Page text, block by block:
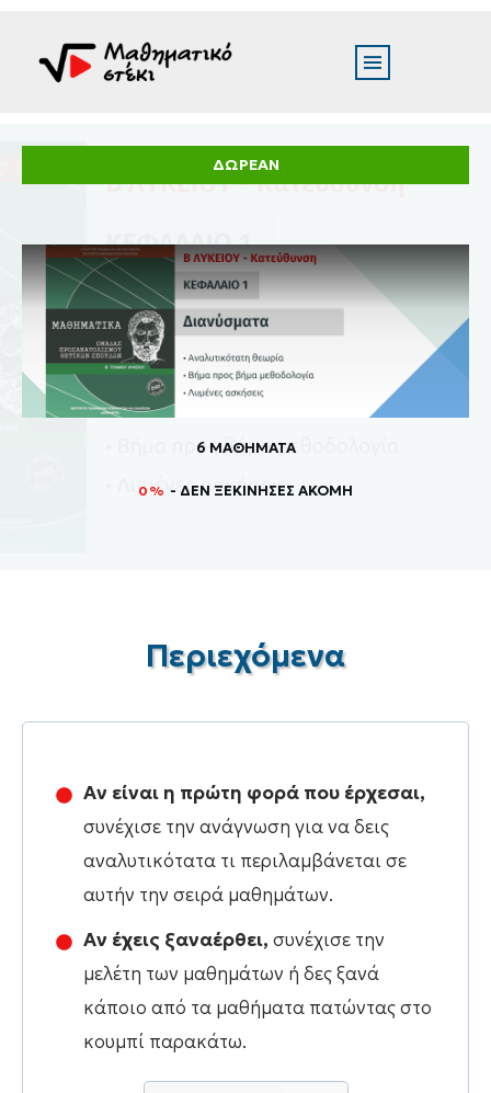
ΔΩΡΕΑΝ
6 ΜΑΘΗΜΑΤΑ
0% - ΔΕΝ ΞΕΚΊΝΗΣΕΣ ΑΚΌΜΗ
Περιεχόμενα
Αν είναι η πρώτη φορά που έρχεσαι,
συνέχισε την ανάγνωση για να δεις
αναλυτικότατα τι περιλαμβάνεται σε
αυτήν την σειρά μαθημάτων.
Αν έχεις ξαναέρθει, συνέχισε την
μελέτη των μαθημάτων ή δες ξανά
κάποιο από τα μαθήματα πατώντας στο
κουμπί παρακάτω.